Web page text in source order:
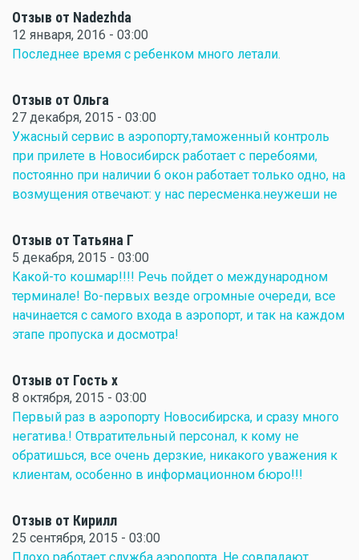
Отзыв от Nadezhda
12 января, 2016 - 03:00
Последнее время с ребенком много летали.
Отзыв от Ольга
27 декабря, 2015 - 03:00
Ужасный сервис в аэропорту,таможенный контроль
при прилете в Новосибирск работает с перебоями,
постоянно при наличии 6 окон работает только одно, на
возмущения отвечают: у нас пересменка.неужеши не
Отзыв от Татьяна Г
5 декабря, 2015 - 03:00
Какой-то кошмар!!!! Речь пойдет о международном
терминале! Во-первых везде огромные очереди, все
начинается с самого входа в аэропорт, и так на каждом
этапе пропуска и досмотра!
Отзыв от Гость x
8 октября, 2015 - 03:00
Первый раз в аэропорту Новосибирска, и сразу много
негатива.! Отвратительный персонал, к кому не
обратишься, все очень дерзкие, никакого уважения к
клиентам, особенно в информационном бюро!!!
Отзыв от Кирилл
25 сентября, 2015 - 03:00